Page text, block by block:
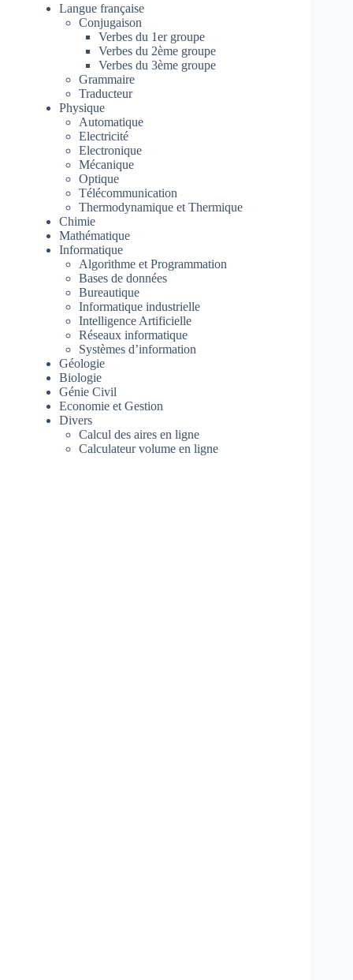
Langue française
Conjugaison
Verbes du 1er groupe
Verbes du 2ème groupe
Verbes du 3ème groupe
Grammaire
Traducteur
Physique
Automatique
Electricité
Electronique
Mécanique
Optique
Télécommunication
Thermodynamique et Thermique
Chimie
Mathématique
Informatique
Algorithme et Programmation
Bases de données
Bureautique
Informatique industrielle
Intelligence Artificielle
Réseaux informatique
Systèmes d’information
Géologie
Biologie
Génie Civil
Economie et Gestion
Divers
Calcul des aires en ligne
Calculateur volume en ligne